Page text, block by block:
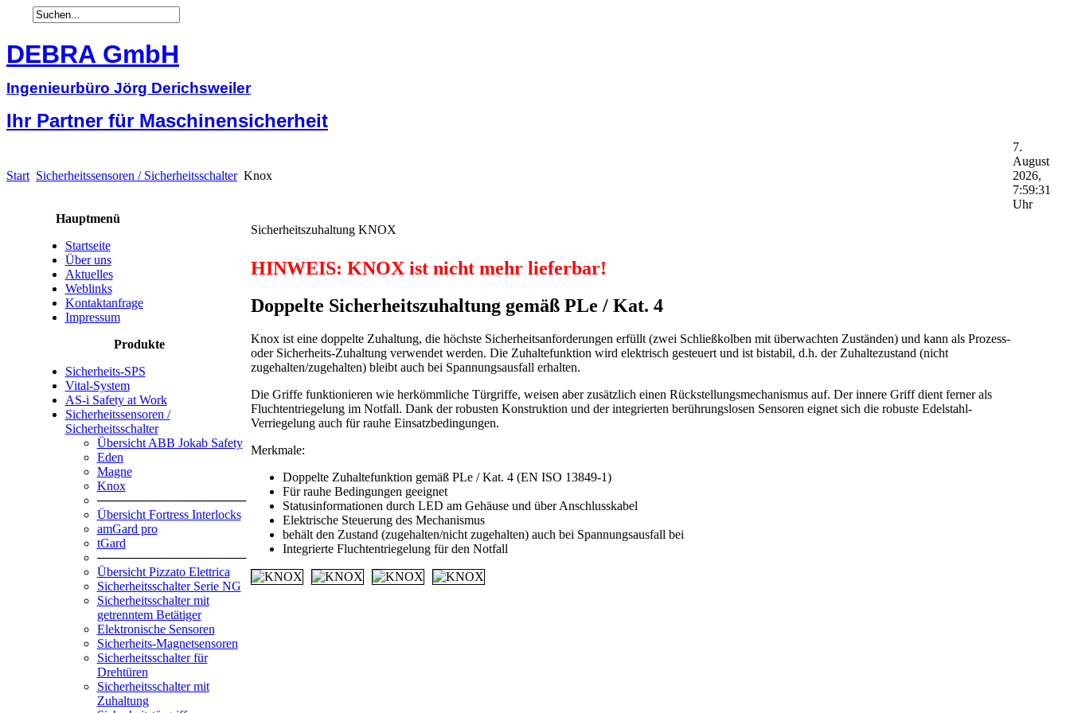
DEBRA GmbH
Ingenieurbüro Jörg Derichsweiler
Ihr Partner für Maschinensicherheit
Start Sicherheitssensoren / Sicherheitsschalter Knox
7.
August
2026,
7:59:31
Uhr
Hauptmenü
Startseite
Über uns
Aktuelles
Weblinks
Kontaktanfrage
Impressum
Produkte
Sicherheits-SPS
Vital-System
AS-i Safety at Work
Sicherheitssensoren /
Sicherheitsschalter
Übersicht ABB Jokab Safety
Eden
Magne
Knox
─────────────────
Übersicht Fortress Interlocks
amGard pro
tGard
─────────────────
Übersicht Pizzato Elettrica
Sicherheitsschalter Serie NG
Sicherheitsschalter mit
getrenntem Betätiger
Elektronische Sensoren
Sicherheits-Magnetsensoren
Sicherheitsschalter für
Drehtüren
Sicherheitsschalter mit
Zuhaltung
Sicherheitszuhaltung KNOX
HINWEIS: KNOX ist nicht mehr lieferbar!
Doppelte Sicherheitszuhaltung gemäß PLe / Kat. 4
Knox ist eine doppelte Zuhaltung, die höchste Sicherheitsanforderungen erfüllt (zwei Schließkolben mit überwachten Zuständen) und kann als Prozess-
oder Sicherheits-Zuhaltung verwendet werden. Die Zuhaltefunktion wird elektrisch gesteuert und ist bistabil, d.h. der Zuhaltezustand (nicht
zugehalten/zugehalten) bleibt auch bei Spannungsausfall erhalten.
Die Griffe funktionieren wie herkömmliche Türgriffe, weisen aber zusätzlich einen Rückstellungsmechanismus auf. Der innere Griff dient ferner als
Fluchtentriegelung im Notfall. Dank der robusten Konstruktion und der integrierten berührungslosen Sensoren eignet sich die robuste Edelstahl-
Verriegelung auch für rauhe Einsatzbedingungen.
Merkmale:
Doppelte Zuhaltefunktion gemäß PLe / Kat. 4 (EN ISO 13849-1)
Für rauhe Bedingungen geeignet
Statusinformationen durch LED am Gehäuse und über Anschlusskabel
Elektrische Steuerung des Mechanismus
behält den Zustand (zugehalten/nicht zugehalten) auch bei Spannungsausfall bei
Integrierte Fluchtentriegelung für den Notfall